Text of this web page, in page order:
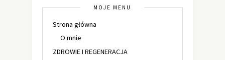
MOJE MENU
Strona główna
O mnie
ZDROWIE I REGENERACJA